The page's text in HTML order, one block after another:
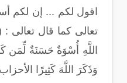
اقول لكم ... إن لكم
تعالى كما قال
اللَّهِ أُسْوَةٌ حَسَنَةٌ لِّمَن
وَذَكَرَ اللَّهَ كَثِيرًا الأحزاب)